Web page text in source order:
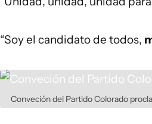
“Soy el candidato de todos,
Conveción del Partido Colorado